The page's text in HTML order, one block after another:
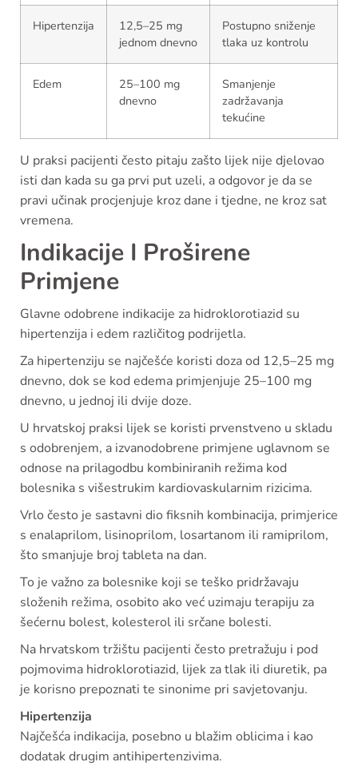
Hipertenzija
12,5–25 mg
jednom dnevno
Postupno sniženje
tlaka uz kontrolu
Edem
25–100 mg
dnevno
Smanjenje
zadržavanja
tekućine
U praksi pacijenti često pitaju zašto lijek nije djelovao
isti dan kada su ga prvi put uzeli, a odgovor je da se
pravi učinak procjenjuje kroz dane i tjedne, ne kroz sat
vremena.
Indikacije I Proširene
Primjene
Glavne odobrene indikacije za hidroklorotiazid su
hipertenzija i edem različitog podrijetla.
Za hipertenziju se najčešće koristi doza od 12,5–25 mg
dnevno, dok se kod edema primjenjuje 25–100 mg
dnevno, u jednoj ili dvije doze.
U hrvatskoj praksi lijek se koristi prvenstveno u skladu
s odobrenjem, a izvanodobrene primjene uglavnom se
odnose na prilagodbu kombiniranih režima kod
bolesnika s višestrukim kardiovaskularnim rizicima.
Vrlo često je sastavni dio fiksnih kombinacija, primjerice
s enalaprilom, lisinoprilom, losartanom ili ramiprilom,
što smanjuje broj tableta na dan.
To je važno za bolesnike koji se teško pridržavaju
složenih režima, osobito ako već uzimaju terapiju za
šećernu bolest, kolesterol ili srčane bolesti.
Na hrvatskom tržištu pacijenti često pretražuju i pod
pojmovima hidroklorotiazid, lijek za tlak ili diuretik, pa
je korisno prepoznati te sinonime pri savjetovanju.
Hipertenzija
Najčešća indikacija, posebno u blažim oblicima i kao
dodatak drugim antihipertenzivima.